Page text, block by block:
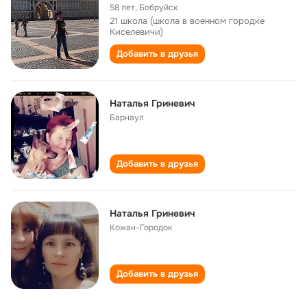
58 лет, Бобруйск
21 школа (школа в военном городке
Киселевичи)
Добавить в друзья
Наталья Гриневич
Барнаул
Добавить в друзья
Наталья Гриневич
Кожан-Городок
Добавить в друзья